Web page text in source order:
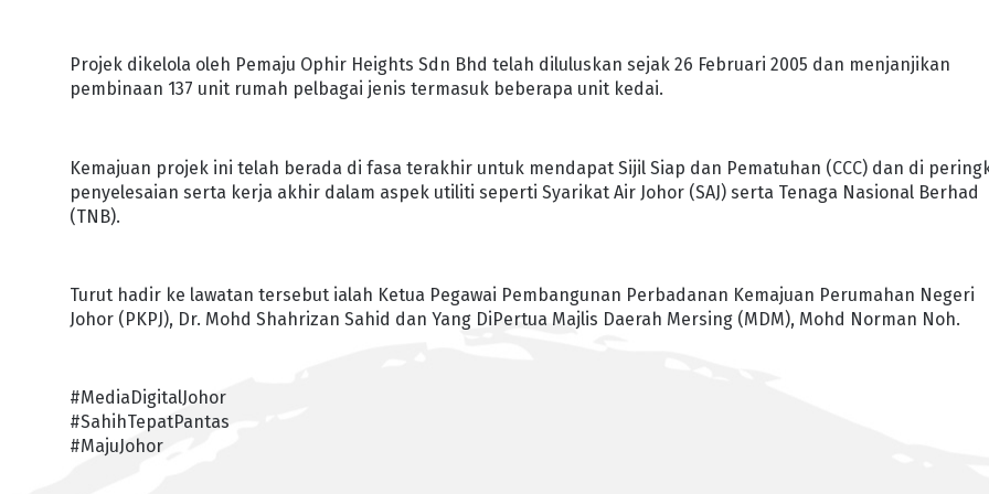
Projek dikelola oleh Pemaju Ophir Heights Sdn Bhd telah diluluskan sejak 26 Februari 2005 dan menjanjikan
pembinaan 137 unit rumah pelbagai jenis termasuk beberapa unit kedai.
Kemajuan projek ini telah berada di fasa terakhir untuk mendapat Sijil Siap dan Pematuhan (CCC) dan di
penyelesaian serta kerja akhir dalam aspek utiliti seperti Syarikat Air Johor (SAJ) serta Tenaga Nasional Berhad
(TNB).
Turut hadir ke lawatan tersebut ialah Ketua Pegawai Pembangunan Perbadanan Kemajuan Perumahan Negeri
Johor (PKPJ), Dr. Mohd Shahrizan Sahid dan Yang DiPertua Majlis Daerah Mersing (MDM), Mohd Norman Noh.
#MediaDigitalJohor
#SahihTepatPantas
#MajuJohor